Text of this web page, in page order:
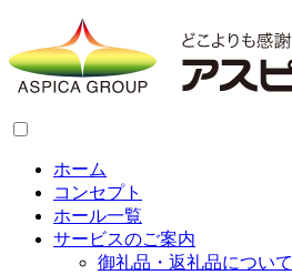
ホーム
コンセプト
ホール一覧
サービスのご案内
御礼品・返礼品について